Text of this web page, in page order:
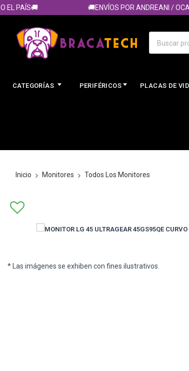
PAÍS🚚 🚚ENVÍOS POR ANDREANI / OCA A
CATEGORÍAS PERIFÉRICOS PLACAS DE
Inicio Monitores Todos Los Monitores
* Las imágenes se exhiben con fines ilustrativos.